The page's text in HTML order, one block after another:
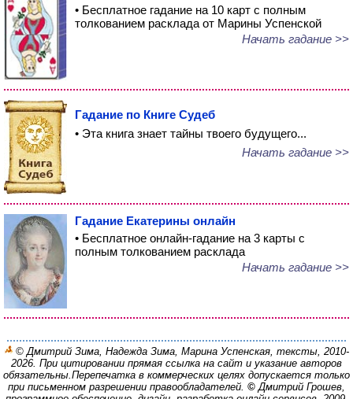
• Бесплатное гадание на 10 карт с полным
толкованием расклада от Марины Успенской
Начать гадание >>
Гадание по Книге Судеб
• Эта книга знает тайны твоего будущего...
Начать гадание >>
Гадание Екатерины онлайн
• Бесплатное онлайн-гадание на 3 карты с
полным толкованием расклада
Начать гадание >>
© Дмитрий Зима, Надежда Зима, Марина Успенская, тексты, 2010-
2026. При цитировании прямая ссылка на сайт и указание авторов
обязательны.Перепечатка в коммерческих целях допускается только
при письменном разрешении правообладателей. © Дмитрий Грошев,